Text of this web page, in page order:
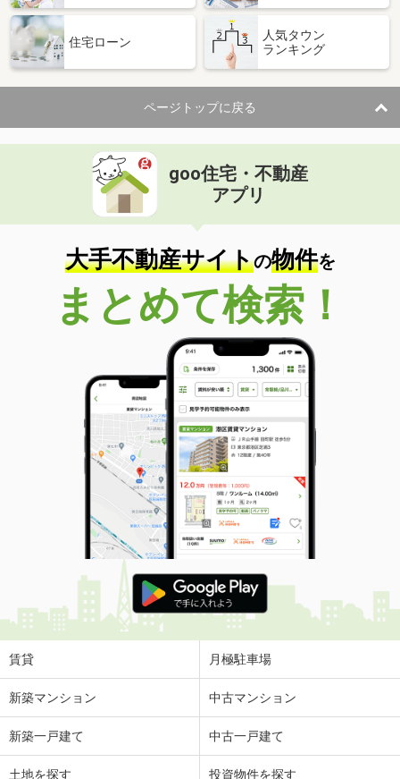
住宅ローン
人気タウン
ランキング
ページトップに戻る
goo住宅・不動産
アプリ
大手不動産サイトの物件を
まとめて検索！
賃貸 月極駐車場
新築マンション 中古マンション
新築一戸建て 中古一戸建て
土地を探す 投資物件を探す